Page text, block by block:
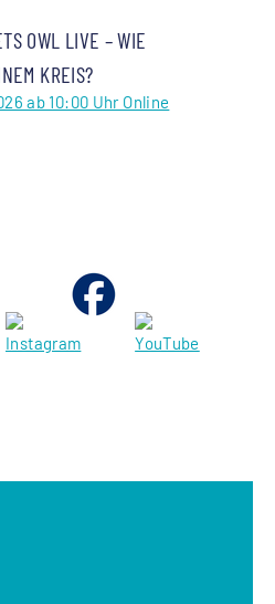
OWL LIVE – WIE
KREIS?
ab 10:00 Uhr Online